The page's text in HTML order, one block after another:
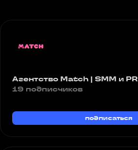
Агентство Match | SMM и PR
19 подписчиков
подписаться